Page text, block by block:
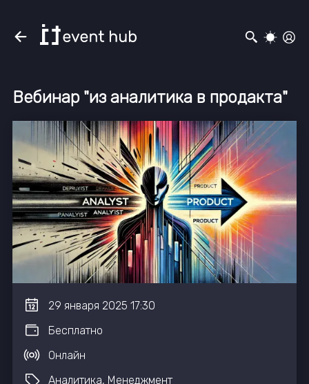
Вебинар "из аналитика в продакта"
29 января 2025 17:30
Бесплатно
Онлайн
Аналитика, Менеджмент